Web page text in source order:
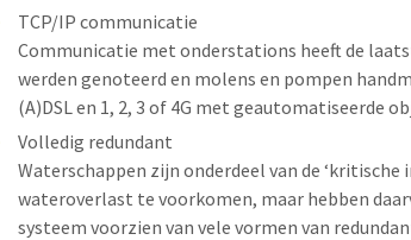
TCP/IP communicatie
Communicatie met onderstations heeft de
werden genoteerd en molens en pompen
(A)DSL en 1, 2, 3 of 4G met geautomatiseerde
Volledig redundant
Waterschappen zijn onderdeel van de
wateroverlast te voorkomen, maar hebben
systeem voorzien van vele vormen van